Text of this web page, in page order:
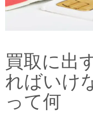
買取に出
ればいけ
って何